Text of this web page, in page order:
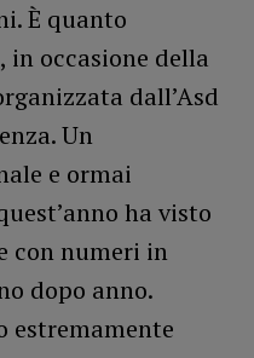
È quanto
in occasione della
dall’Asd
Un
e ormai
ha visto
con numeri in
dopo anno.
estremamente